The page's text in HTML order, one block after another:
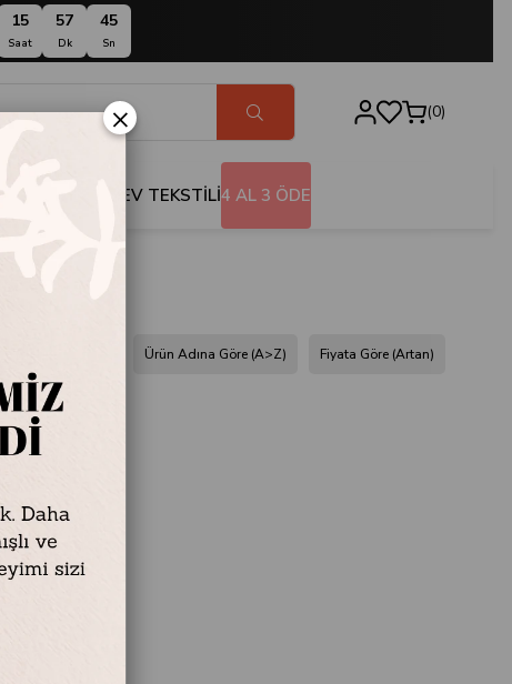
15
Saat
57
Dk
44
Sn
0
EV TEKSTİLİ4 AL 3 ÖDE
Fiyata Göre (Artan)
Ürün Adına Göre (A>Z)
×